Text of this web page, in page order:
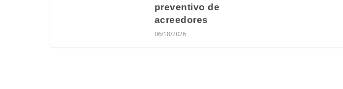
preventivo de
acreedores
06/18/2026